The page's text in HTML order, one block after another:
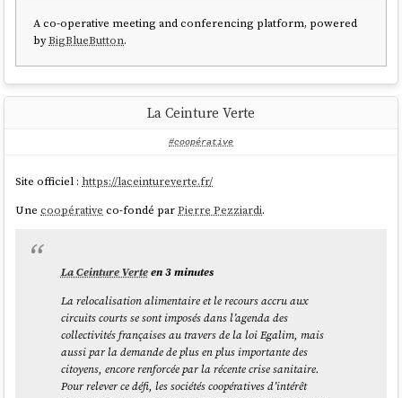
A co-operative meeting and conferencing platform, powered
byBigBlueButton.
La Ceinture Verte
#coopérative
Site officiel : https://laceintureverte.fr/
Unecoopérative co-fondé parPierre Pezziardi.
La Ceinture Verteen 3 minutes
La relocalisation alimentaire et le recours accru aux
circuits courts se sont imposés dans l’agenda des
collectivités françaises au travers de la loi Egalim, mais
aussi par la demande de plus en plus importante des
citoyens, encore renforcée par la récente crise sanitaire.
Pour relever ce défi, les sociétés coopératives d’intérêt